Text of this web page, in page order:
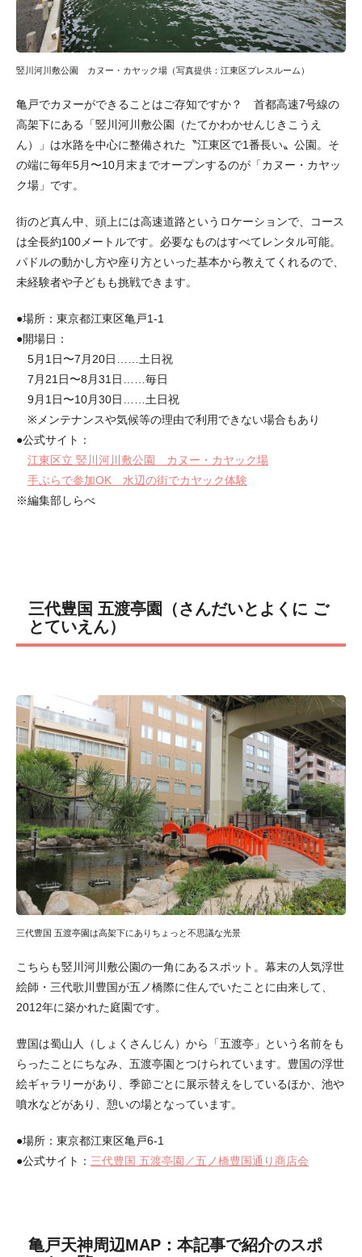
竪川河川敷公園 カヌー・カヤック場（写真提供：江東区プレスルーム）
亀戸でカヌーができることはご存知ですか？ 首都高速7号線の
高架下にある「竪川河川敷公園（たてかわかせんじきこうえ
ん）」は水路を中心に整備された〝江東区で1番長い〟公園。そ
の端に毎年5月〜10月末までオープンするのが「カヌー・カヤッ
ク場」です。
街のど真ん中、頭上には高速道路というロケーションで、コース
は全長約100メートルです。必要なものはすべてレンタル可能。
パドルの動かし方や座り方といった基本から教えてくれるので、
未経験者や子どもも挑戦できます。
●場所：東京都江東区亀戸1-1
●開場日：
5月1日〜7月20日……土日祝
7月21日〜8月31日……毎日
9月1日〜10月30日……土日祝
※メンテナンスや気候等の理由で利用できない場合もあり
●公式サイト：
江東区立 竪川河川敷公園 カヌー・カヤック場
手ぶらで参加OK 水辺の街でカヤック体験
※編集部しらべ
三代豊国 五渡亭園（さんだいとよくに ご
とていえん）
三代豊国 五渡亭園は高架下にありちょっと不思議な光景
こちらも竪川河川敷公園の一角にあるスポット。幕末の人気浮世
絵師・三代歌川豊国が五ノ橋際に住んでいたことに由来して、
2012年に築かれた庭園です。
豊国は蜀山人（しょくさんじん）から「五渡亭」という名前をも
らったことにちなみ、五渡亭園とつけられています。豊国の浮世
絵ギャラリーがあり、季節ごとに展示替えをしているほか、池や
噴水などがあり、憩いの場となっています。
●場所：東京都江東区亀戸6-1
●公式サイト： 三代豊国 五渡亭園／五ノ橋豊国通り商店会
亀戸天神周辺MAP：本記事で紹介のスポ